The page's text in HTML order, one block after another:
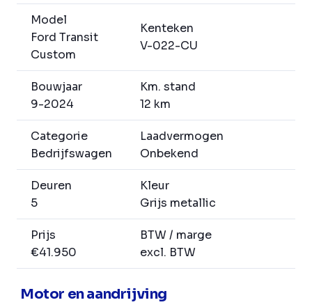
Model
Ford Transit
Custom
Kenteken
V-022-CU
Bouwjaar
9-2024
Km. stand
12 km
Categorie
Bedrijfswagen
Laadvermogen
Onbekend
Deuren
5
Kleur
Grijs metallic
Prijs
€41.950
BTW / marge
excl. BTW
Motor en aandrijving